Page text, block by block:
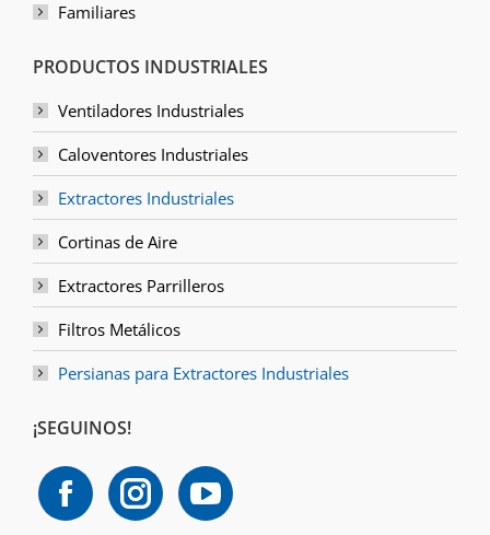
Familiares
PRODUCTOS INDUSTRIALES
Ventiladores Industriales
Caloventores Industriales
Extractores Industriales
Cortinas de Aire
Extractores Parrilleros
Filtros Metálicos
Persianas para Extractores Industriales
¡SEGUINOS!